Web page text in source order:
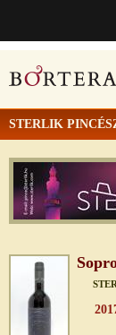
STERLIK